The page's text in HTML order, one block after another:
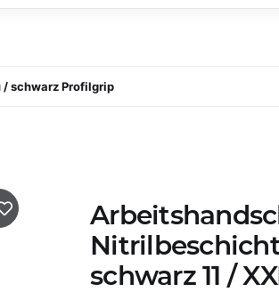
schwarz Profilgrip
schwarz 11 /